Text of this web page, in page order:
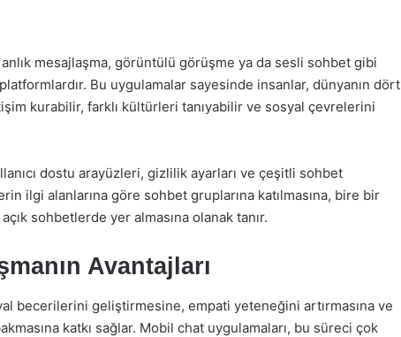
mesajlaşma, görüntülü görüşme ya da sesli sohbet gibi
Bu uygulamalar sayesinde insanlar, dünyanın dört
kurabilir, farklı kültürleri tanıyabilir ve sosyal çevrelerini
dostu arayüzleri, gizlilik ayarları ve çeşitli sohbet
ilgi alanlarına göre sohbet gruplarına katılmasına, bire bir
sohbetlerde yer almasına olanak tanır.
Avantajları
becerilerini geliştirmesine, empati yeteneğini artırmasına ve
katkı sağlar. Mobil chat uygulamaları, bu süreci çok